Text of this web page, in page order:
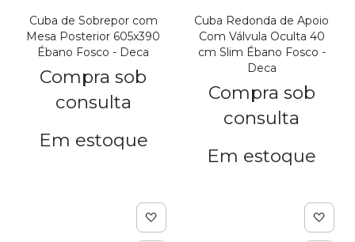
Cuba de Sobrepor com
Mesa Posterior 605x390
Ébano Fosco - Deca
Compra sob
consulta
Em estoque
Cuba Redonda de Apoio
Com Válvula Oculta 40
cm Slim Ébano Fosco -
Deca
Compra sob
consulta
Em estoque
Adicionar à lista de